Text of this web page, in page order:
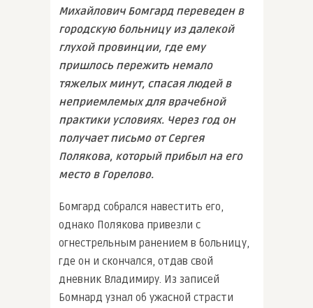
Михайлович Бомгард переведен в
городскую больницу из далекой
глухой провинции, где ему
пришлось пережить немало
тяжелых минут, спасая людей в
неприемлемых для врачебной
практики условиях. Через год он
получает письмо от Сергея
Полякова, который прибыл на его
место в Горелово.
Бомгард собрался навестить его,
однако Полякова привезли с
огнестрельным ранением в больницу,
где он и скончался, отдав свой
дневник Владимиру. Из записей
Бомнард узнал об ужасной страсти